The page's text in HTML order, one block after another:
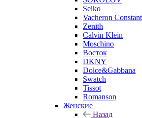
Seiko
Vacheron
Zenith
Calvin Klein
Moschino
Восток
DKNY
Dolce&Gabbana
Swatch
Tissot
Romanson
Женские
Назад